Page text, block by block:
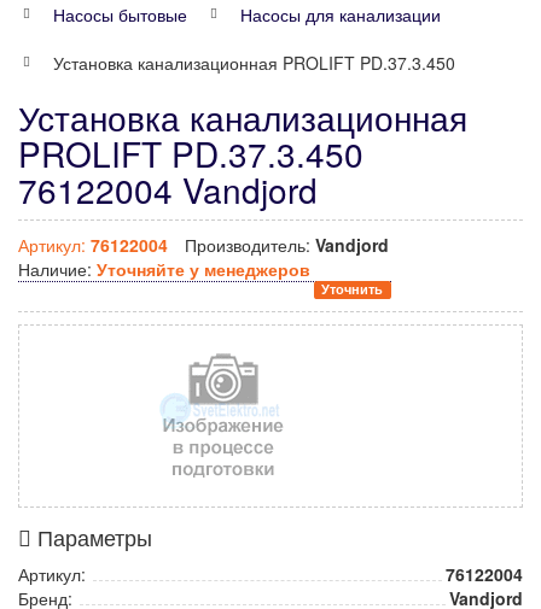
Насосы бытовые
Насосы для канализации
Установка канализационная PROLIFT PD.37.3.450
Установка канализационная
PROLIFT PD.37.3.450
76122004 Vandjord
Артикул: 76122004 Производитель: Vandjord
Наличие: Уточняйте у менеджеров
Уточнить
Параметры
Артикул:
76122004
Бренд:
Vandjord